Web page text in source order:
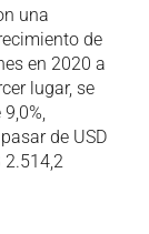
una
de
en 2020 a
lugar, se
de USD
2.514,2